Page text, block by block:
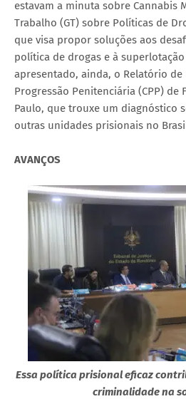
estavam a minuta sobre Cannabis
Trabalho (GT) sobre Políticas de
que visa propor soluções aos
política de drogas e à
apresentado, ainda, o Relatório de
Progressão Penitenciária (CPP) de
Paulo, que trouxe um diagnóstico
outras unidades prisionais no
AVANÇOS
Essa política prisional eficaz
criminalidade na